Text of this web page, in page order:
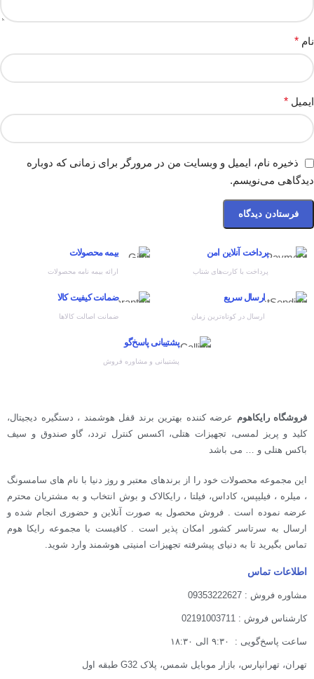
نام *
ایمیل *
ذخیره نام، ایمیل و وبسایت من در مرورگر برای زمانی که دوباره
دیدگاهی می‌نویسم.
پرداخت آنلاین امن
پرداخت با کارت‌های شتاب
بیمه محصولات
ارائه بیمه نامه محصولات
ارسال سریع
ارسال در کوتاه‌ترین زمان
ضمانت کیفیت کالا
ضمانت اصالت کالاها
پشتیبانی پاسخ‌گو
پشتیبانی و مشاوره فروش
فروشگاه رایکاهوم عرضه کننده بهترین برند قفل هوشمند ، دستگیره دیجیتال،
کلید و پریز لمسی، تجهیزات هتلی، اکسس کنترل تردد، گاو صندوق و سیف
باکس هتلی و … می باشد
این مجموعه محصولات خود را از برندهای معتبر و روز دنیا با نام های سامسونگ
، میلره ، فیلیپس، کاداس، فیلتا ، رایکالاک و بوش انتخاب و به مشتریان محترم
عرضه نموده است . فروش محصول به صورت آنلاین و حضوری انجام شده و
ارسال به سرتاسر کشور امکان پذیر است . کافیست با مجموعه رایکا هوم
تماس بگیرید تا به دنیای پیشرفته تجهیزات امنیتی هوشمند وارد شوید.
اطلاعات تماس
مشاوره فروش : 09353222627
کارشناس فروش : 02191003711
ساعت پاسخ‌گویی : ۹:۳۰ الی ۱۸:۳۰
تهران، تهرانپارس، بازار موبایل شمس، پلاک G32 طبقه اول